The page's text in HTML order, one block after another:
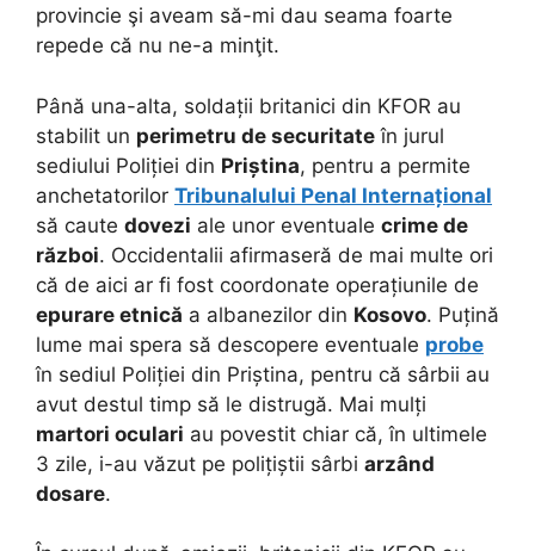
provincie şi aveam să-mi dau seama foarte
repede că nu ne-a minţit.
Până una-alta, soldații britanici din KFOR au
stabilit un perimetru de securitate în jurul
sediului Poliției din Priștina, pentru a permite
anchetatorilor Tribunalului Penal Internațional
să caute dovezi ale unor eventuale crime de
război. Occidentalii afirmaseră de mai multe ori
că de aici ar fi fost coordonate operațiunile de
epurare etnică a albanezilor din Kosovo. Puțină
lume mai spera să descopere eventuale probe
în sediul Poliției din Priștina, pentru că sârbii au
avut destul timp să le distrugă. Mai mulți
martori oculari au povestit chiar că, în ultimele
3 zile, i-au văzut pe polițiștii sârbi arzând
dosare.